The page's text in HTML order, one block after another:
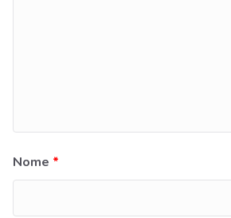
Nome *